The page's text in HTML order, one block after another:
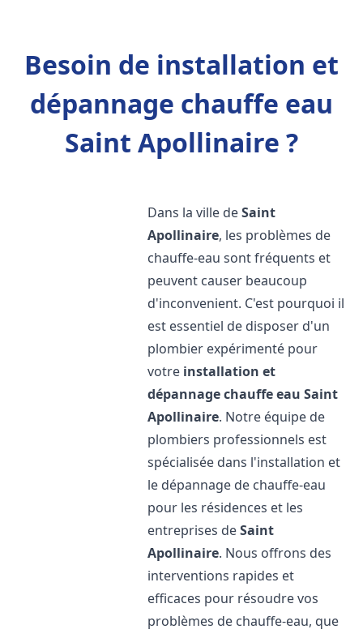
Besoin de installation et
dépannage chauffe eau
Saint Apollinaire ?
Dans la ville deSaint
Apollinaire, les problèmes de
chauffe-eau sont fréquents et
peuvent causer beaucoup
d'inconvenient. C'est pourquoi il
est essentiel de disposer d'un
plombier expérimenté pour
votre installation et
dépannage chauffe eau Saint
Apollinaire. Notre équipe de
plombiers professionnels est
spécialisée dans l'installation et
le dépannage de chauffe-eau
pour les résidences et les
entreprises deSaint
Apollinaire. Nous offrons des
interventions rapides et
efficaces pour résoudre vos
problèmes de chauffe-eau, que